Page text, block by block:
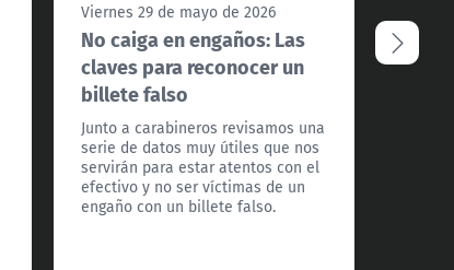
Viernes 29 de mayo de 2026
No caiga en engaños: Las
claves para reconocer un
billete falso
Junto a carabineros revisamos una
serie de datos muy útiles que nos
servirán para estar atentos con el
efectivo y no ser víctimas de un
engaño con un billete falso.